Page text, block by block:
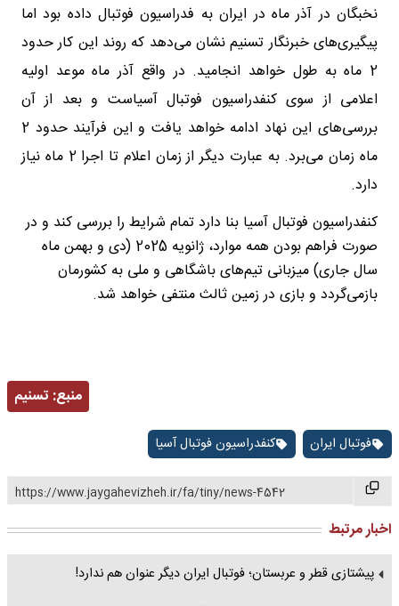
نخبگان در آذر ماه در ایران به فدراسیون فوتبال داده بود اما
پیگیری‌های خبرنگار تسنیم نشان می‌دهد که روند این کار حدود
2 ماه به طول خواهد انجامید. در واقع آذر ماه موعد اولیه
اعلامی از سوی کنفدراسیون فوتبال آسیاست و بعد از آن
بررسی‌های این نهاد ادامه خواهد یافت و این فرآیند حدود 2
ماه زمان می‌برد. به عبارت دیگر از زمان اعلام تا اجرا 2 ماه نیاز
دارد.
کنفدراسیون فوتبال آسیا بنا دارد تمام شرایط را بررسی کند و در
صورت فراهم بودن همه موارد، ژانویه 2025 (دی و بهمن ماه
سال جاری) میزبانی تیم‌های باشگاهی و ملی به کشورمان
بازمی‌گردد و بازی در زمین ثالث منتفی خواهد شد.
منبع: تسنیم
فوتبال ایران کنفدراسیون فوتبال آسیا
https://www.jaygahevizheh.ir/fa/tiny/news-4542
اخبار مرتبط
پیشتازی قطر و عربستان؛ فوتبال ایران دیگر عنوان هم ندارد!